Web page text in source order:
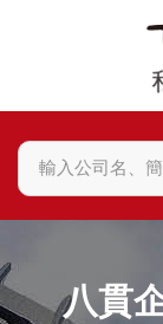
八貫